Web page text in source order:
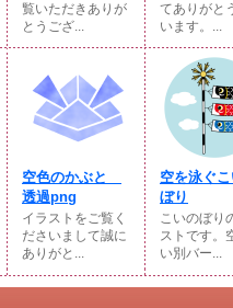
覧いただきありが
とうござ...
てありがと
います。...
空色のかぶと
透過png
イラストをご覧く
ださいまして誠に
ありがと...
空を泳ぐ
ぼり
こいのぼり
ストです。
い別バー...